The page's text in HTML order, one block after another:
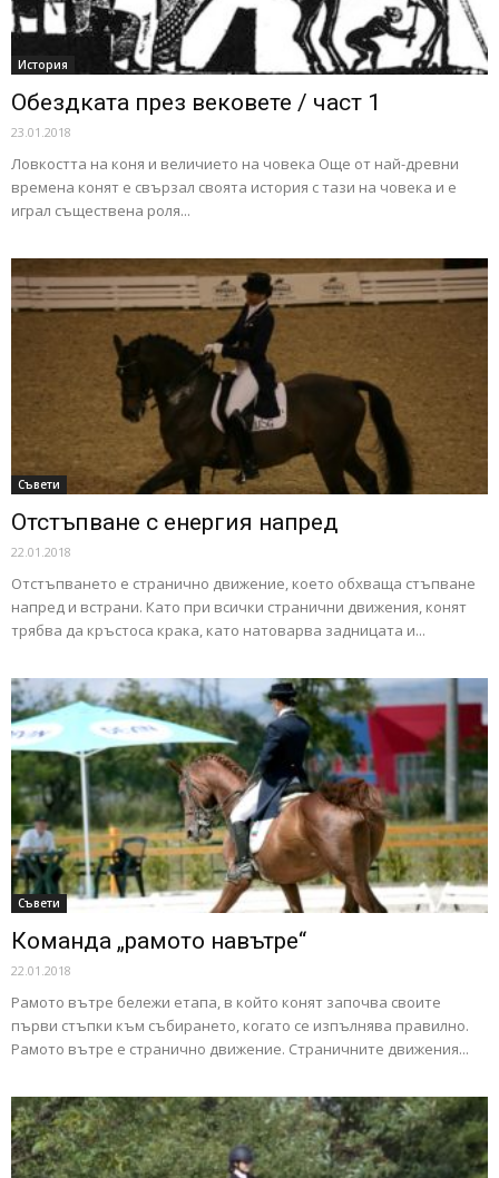
История
Обездката през вековете / част 1
23.01.2018
Ловкостта на коня и величието на човека Още от най-древни
времена конят е свързал своята история с тази на човека и е
играл съществена роля...
Съвети
Отстъпване с енергия напред
22.01.2018
Отстъпването е странично движение, което обхваща стъпване
напред и встрани. Като при всички странични движения, конят
трябва да кръстоса крака, като натоварва задницата и...
Съвети
Команда „рамото навътре“
22.01.2018
Рамото вътре бележи етапа, в който конят започва своите
първи стъпки към събирането, когато се изпълнява правилно.
Рамото вътре е странично движение. Страничните движения...